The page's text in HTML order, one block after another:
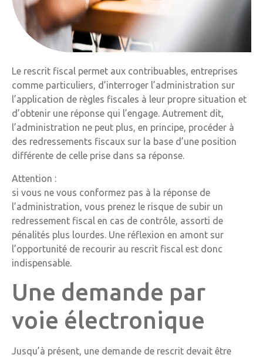
Le rescrit fiscal permet aux contribuables, entreprises
comme particuliers, d’interroger l’administration sur
l’application de règles fiscales à leur propre situation et
d’obtenir une réponse qui l’engage. Autrement dit,
l’administration ne peut plus, en principe, procéder à
des redressements fiscaux sur la base d’une position
différente de celle prise dans sa réponse.
Attention :
si vous ne vous conformez pas à la réponse de
l’administration, vous prenez le risque de subir un
redressement fiscal en cas de contrôle, assorti de
pénalités plus lourdes. Une réflexion en amont sur
l’opportunité de recourir au rescrit fiscal est donc
indispensable.
Une demande par
voie électronique
Jusqu’à présent, une demande de rescrit devait être